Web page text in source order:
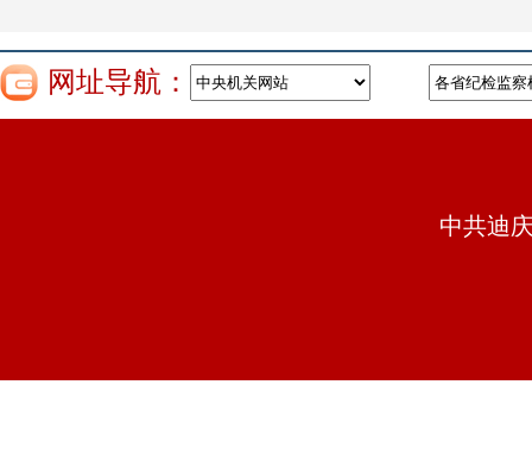
网址导航：
中共迪